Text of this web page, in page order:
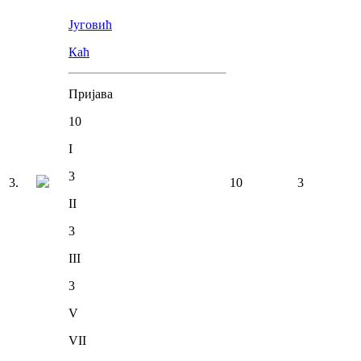
3.
Југовић
Каћ
Пријава
10
I
3
II
3
III
3
V
VII
10 3